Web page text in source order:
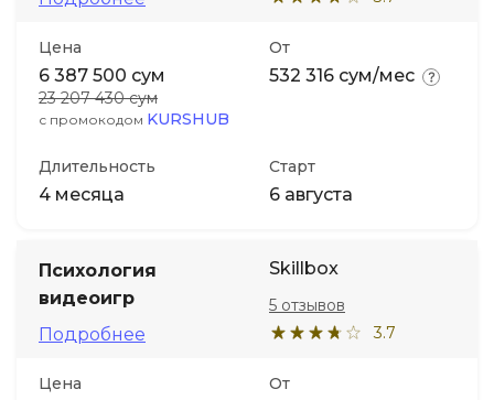
Цена
6 387 500 сум
23 207 430 сум
с промокодом KURSHUB
От
532 316 сум/мес
Длительность
4 месяца
Старт
6 августа
Психология
видеоигр
Подробнее
Skillbox
3.7
5 отзывов
Цена От